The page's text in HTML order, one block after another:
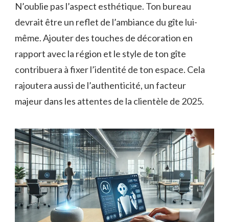
N’oublie pas l’aspect esthétique. Ton bureau
devrait être un reflet de l’ambiance du gîte lui-
même. Ajouter des touches de décoration en
rapport avec la région et le style de ton gîte
contribuera à fixer l’identité de ton espace. Cela
rajoutera aussi de l’authenticité, un facteur
majeur dans les attentes de la clientèle de 2025.